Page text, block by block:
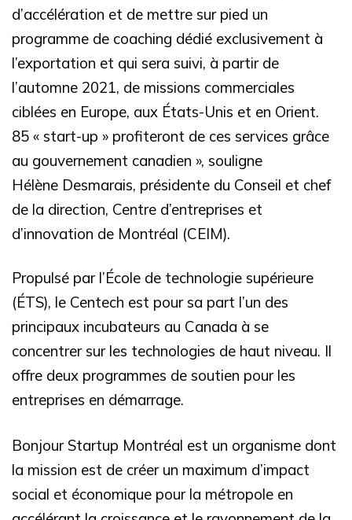
d’accélération et de mettre sur pied un
programme de coaching dédié exclusivement à
l’exportation et qui sera suivi, à partir de
l’automne 2021, de missions commerciales
ciblées en Europe, aux États-Unis et en Orient.
85 « start-up » profiteront de ces services grâce
au gouvernement canadien », souligne
Hélène Desmarais, présidente du Conseil et chef
de la direction, Centre d’entreprises et
d’innovation de Montréal (CEIM).
Propulsé par l’École de technologie supérieure
(ÉTS), le Centech est pour sa part l’un des
principaux incubateurs au Canada à se
concentrer sur les technologies de haut niveau. Il
offre deux programmes de soutien pour les
entreprises en démarrage.
Bonjour Startup Montréal est un organisme dont
la mission est de créer un maximum d’impact
social et économique pour la métropole en